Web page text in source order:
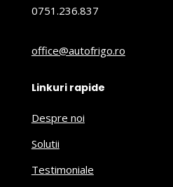
0751.236.837
office@autofrigo.ro
Linkuri rapide
Despre noi
Solutii
Testimoniale